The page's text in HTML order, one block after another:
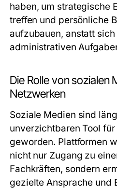
haben, um strategische
treffen und persönliche
aufzubauen, anstatt
administrativen
Die Rolle von sozialen
Netzwerken
Soziale Medien sind
unverzichtbaren Tool
geworden. Plattformen
nicht nur Zugang zu
Fachkräften, sondern
gezielte Ansprache und